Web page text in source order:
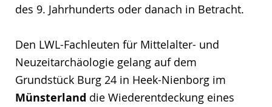
des 9. Jahrhunderts oder danach in Betracht.
Den LWL-Fachleuten für Mittelalter- und
Neuzeitarchäologie gelang auf dem
Grundstück Burg 24 in Heek-Nienborg im
Münsterland die Wiederentdeckung eines